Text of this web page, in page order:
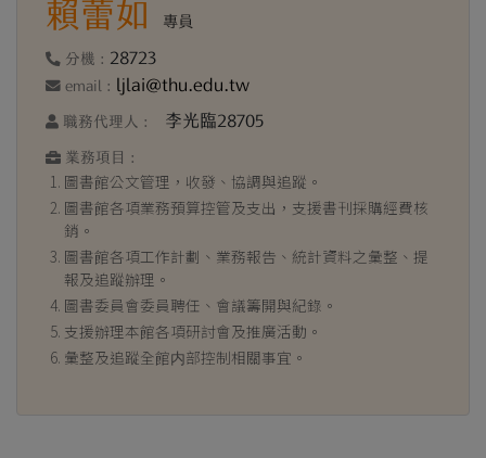
賴蕾如 專員
分機 : 28723
email : ljlai@thu.edu.tw
職務代理人 : 李光臨28705
業務項目 :
圖書館公文管理，收發、協調與追蹤。
圖書館各項業務預算控管及支出，支援書刊採購經費核
銷。
圖書館各項工作計劃、業務報告、統計資料之彙整、提
報及追蹤辦理。
圖書委員會委員聘任、會議籌開與紀錄。
支援辦理本館各項研討會及推廣活動。
彙整及追蹤全館内部控制相關事宜。